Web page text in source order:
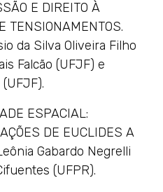
E DIREITO À
TENSIONAMENTOS.
da Silva Oliveira Filho
Falcão (UFJF) e
ESPACIAL:
DE EUCLIDES A
Gabardo Negrelli
(UFPR).